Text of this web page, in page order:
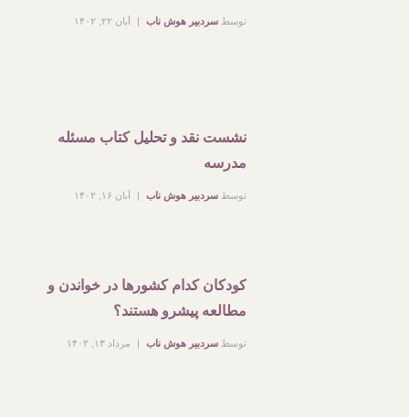
توسط سردبیر هوش ناب آبان ۲۲, ۱۴۰۲
نشست نقد و تحلیل کتاب مسئله
مدرسه
توسط سردبیر هوش ناب آبان ۱۶, ۱۴۰۲
کودکان کدام کشورها در خواندن و
مطالعه پیشرو هستند؟
توسط سردبیر هوش ناب مرداد ۱۳, ۱۴۰۲